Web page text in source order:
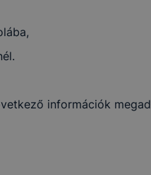
információk
alá tartozó
(sütiket) használ.
amikor Ön
rendelkeznek. Többek
egyéni beállításait és